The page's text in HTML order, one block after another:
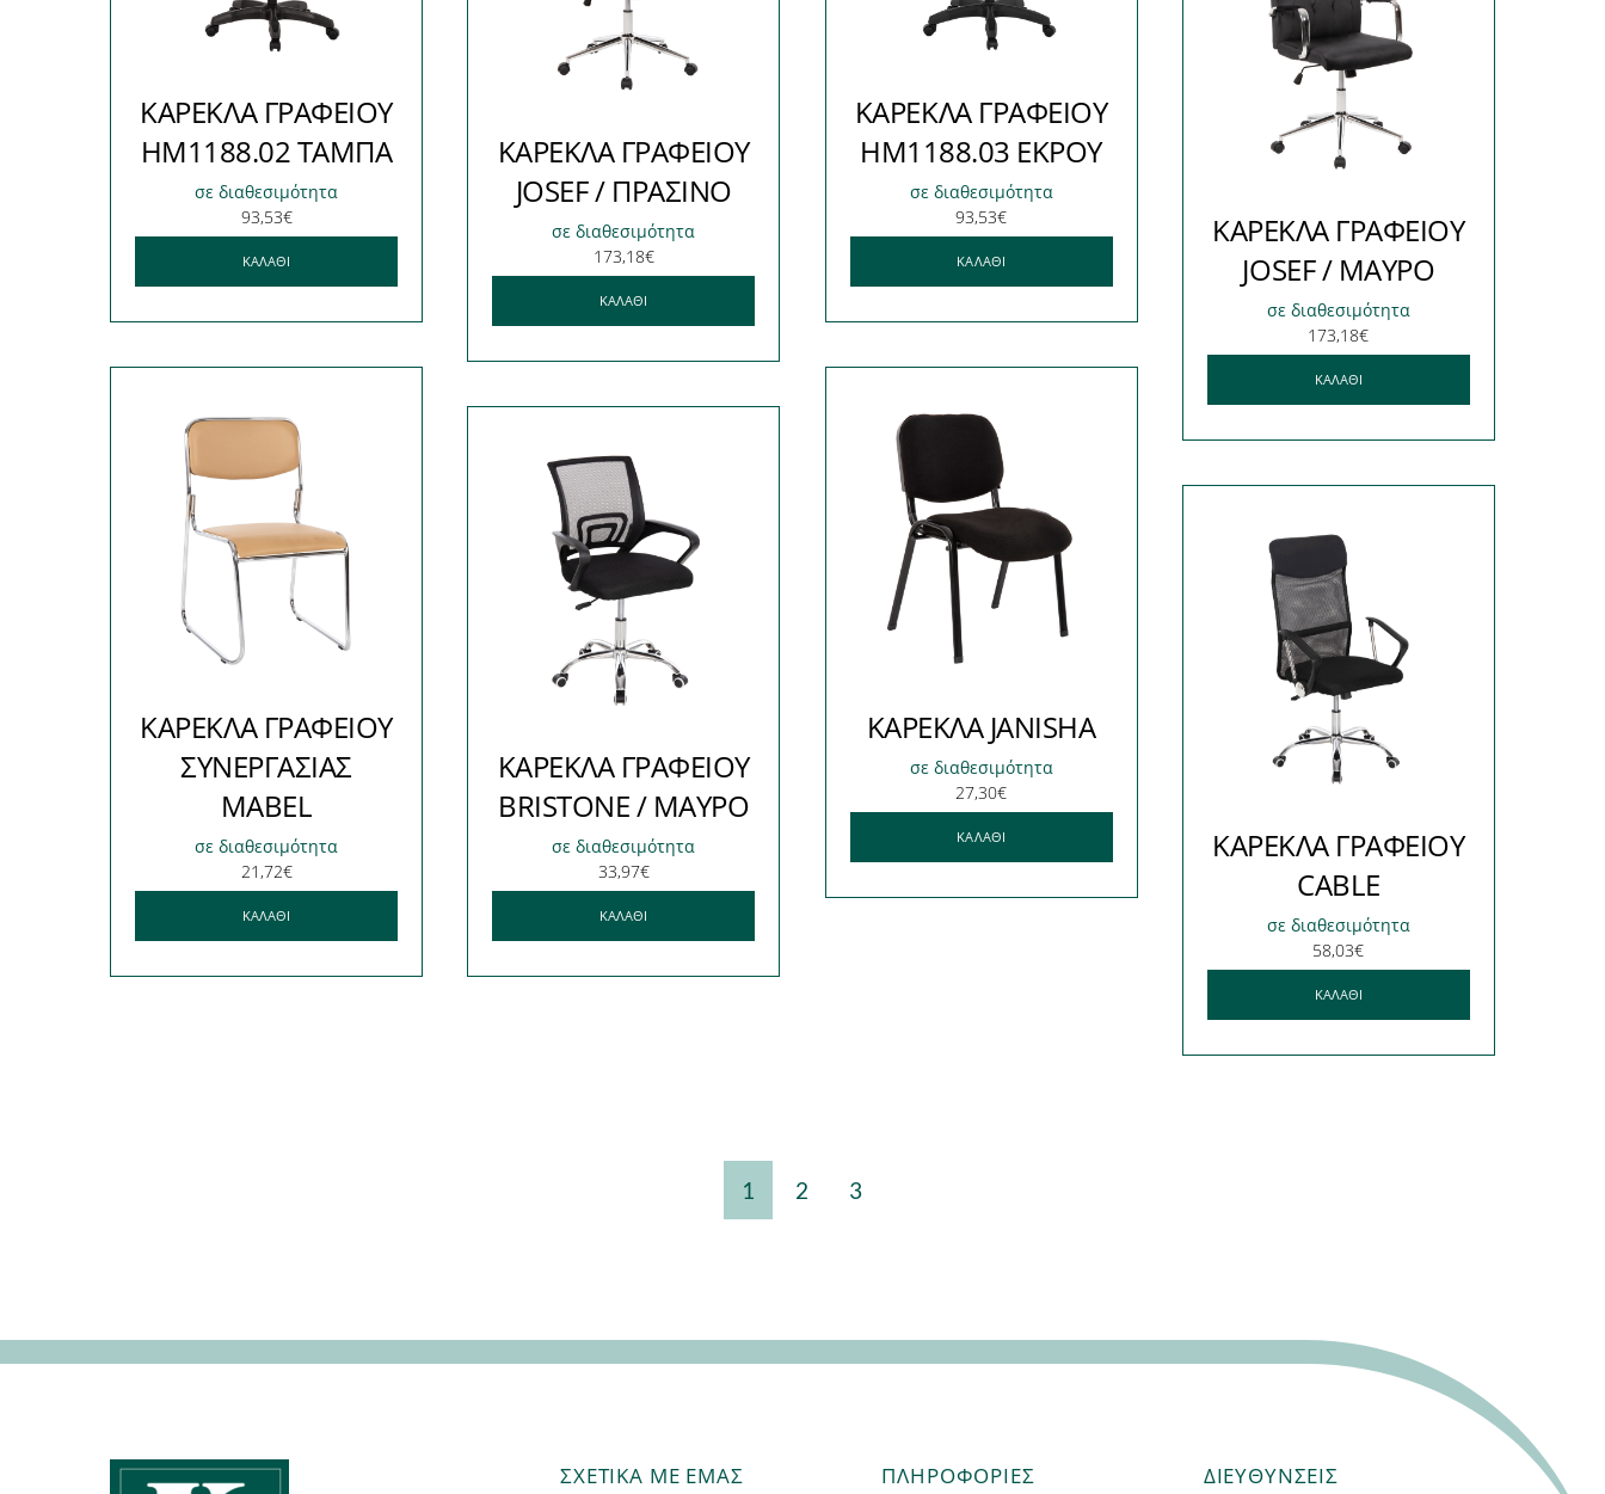
ΚΑΡΕΚΛΑ ΓΡΑΦΕΙΟΥ
HM1188.02 ΤΑΜΠΑ
σε διαθεσιμότητα
93,53€
ΚΑΛΆΘΙ
ΚΑΡΕΚΛΑ ΓΡΑΦΕΙΟΥ
HM1188.03 ΕΚΡΟΥ
σε διαθεσιμότητα
93,53€
ΚΑΛΆΘΙ
ΚΑΡΕΚΛΑ ΓΡΑΦΕΙΟΥ
JOSEF / ΠΡΑΣΙΝΟ
σε διαθεσιμότητα
173,18€
ΚΑΛΆΘΙ
ΚΑΡΕΚΛΑ ΓΡΑΦΕΙΟΥ
JOSEF / ΜΑΥΡΟ
σε διαθεσιμότητα
173,18€
ΚΑΛΆΘΙ
ΚΑΡΕΚΛΑ ΓΡΑΦΕΙΟΥ
ΣΥΝΕΡΓΑΣΙΑΣ
MABEL
σε διαθεσιμότητα
21,72€
ΚΑΛΆΘΙ
ΚΑΡΕΚΛΑ JANISHA
σε διαθεσιμότητα
27,30€
ΚΑΛΆΘΙ
ΚΑΡΕΚΛΑ ΓΡΑΦΕΙΟΥ
BRISTONE / ΜΑΥΡΟ
σε διαθεσιμότητα
33,97€
ΚΑΛΆΘΙ
ΚΑΡΕΚΛΑ ΓΡΑΦΕΙΟΥ
CABLE
σε διαθεσιμότητα
58,03€
ΚΑΛΆΘΙ
1 2 3
ΣΧΕΤΙΚΑ ΜΕ ΕΜΑΣ ΠΛΗΡΟΦΟΡΊΕΣ ΔΙΕΥΘΥΝΣΕΙΣ